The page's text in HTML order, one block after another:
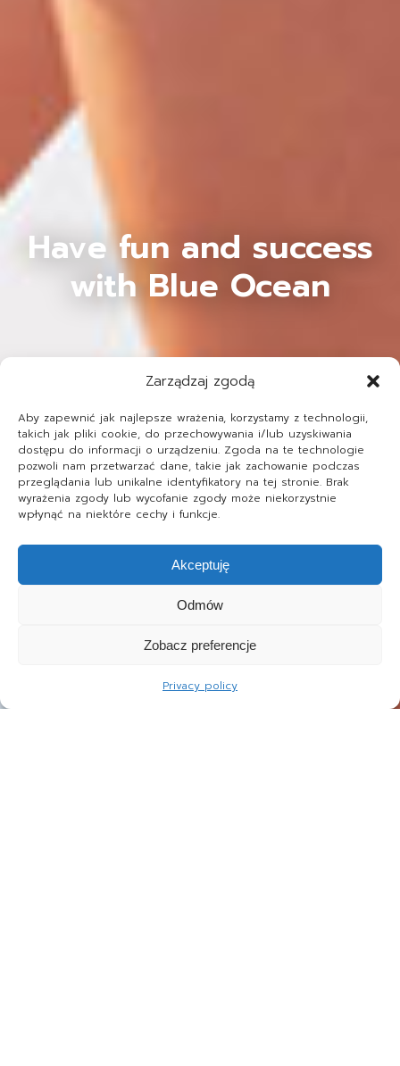
Zarządzaj zgodą
Aby zapewnić jak najlepsze wrażenia, korzystamy z technologii,
takich jak pliki cookie, do przechowywania i/lub uzyskiwania
dostępu do informacji o urządzeniu. Zgoda na te technologie
pozwoli nam przetwarzać dane, takie jak zachowanie podczas
przeglądania lub unikalne identyfikatory na tej stronie. Brak
wyrażenia zgody lub wycofanie zgody może niekorzystnie
wpłynąć na niektóre cechy i funkcje.
Akceptuję
Odmów
Zobacz preferencje
Privacy policy
Have fun and success
with Blue Ocean